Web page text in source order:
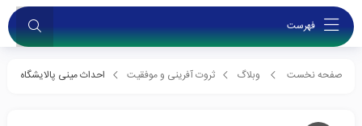
فهرست
صفحه نخست وبلاگ ثروت آفرینی و موفقیت احداث مینی پالایشگاه